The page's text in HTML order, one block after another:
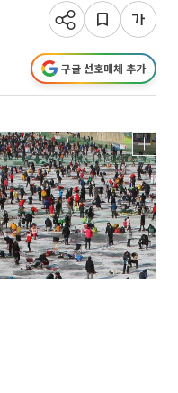
구글 선호매체 추가